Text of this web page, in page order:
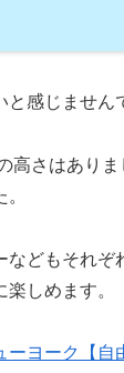
感じません
高さはありま
などもそれぞ
しめます。
ーヨーク【自